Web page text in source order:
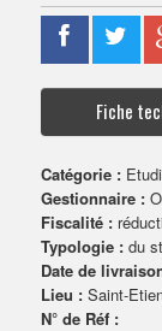
Fiche
Catégorie :
Gestionnaire :
Fiscalité :
Typologie :du
Date de
Lieu :Saint-
N° de Réf :